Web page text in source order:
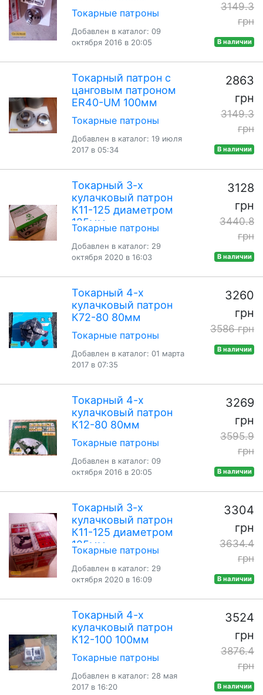
Токарные патроны
Добавлен в каталог: 09
октября 2016 в 20:05
3149.3
грн
В наличии
Токарный патрон с
цанговым патроном
ER40-UM 100мм
Токарные патроны
Добавлен в каталог: 19 июля
2017 в 05:34
2863
грн
3149.3
грн
В наличии
Токарный 3-х
кулачковый патрон
К11-125 диаметром
125мм
Токарные патроны
Добавлен в каталог: 29
октября 2020 в 16:03
3128
грн
3440.8
грн
В наличии
Токарный 4-х
кулачковый патрон
К72-80 80мм
Токарные патроны
Добавлен в каталог: 01 марта
2017 в 07:35
3260
грн
3586 грн
В наличии
Токарный 4-х
кулачковый патрон
К12-80 80мм
Токарные патроны
Добавлен в каталог: 09
октября 2016 в 20:05
3269
грн
3595.9
грн
В наличии
Токарный 3-х
кулачковый патрон
К11-125 диаметром
125мм
Токарные патроны
Добавлен в каталог: 29
октября 2020 в 16:09
3304
грн
3634.4
грн
В наличии
Токарный 4-х
кулачковый патрон
К12-100 100мм
Токарные патроны
Добавлен в каталог: 28 мая
2017 в 16:20
3524
грн
3876.4
грн
В наличии